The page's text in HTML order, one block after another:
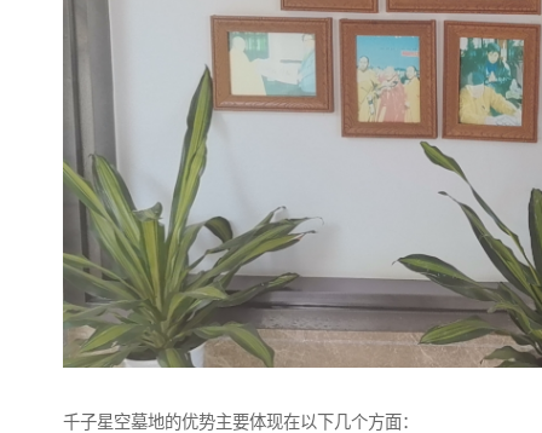
千子星空墓地的优势主要体现在以下几个方面：